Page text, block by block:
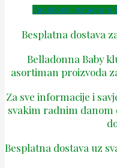
Facebook Instagram
Besplatna dostava
Belladonna Baby
asortiman proizvoda
Za sve informacije i
svakim radnim danom
Besplatna dostava uz